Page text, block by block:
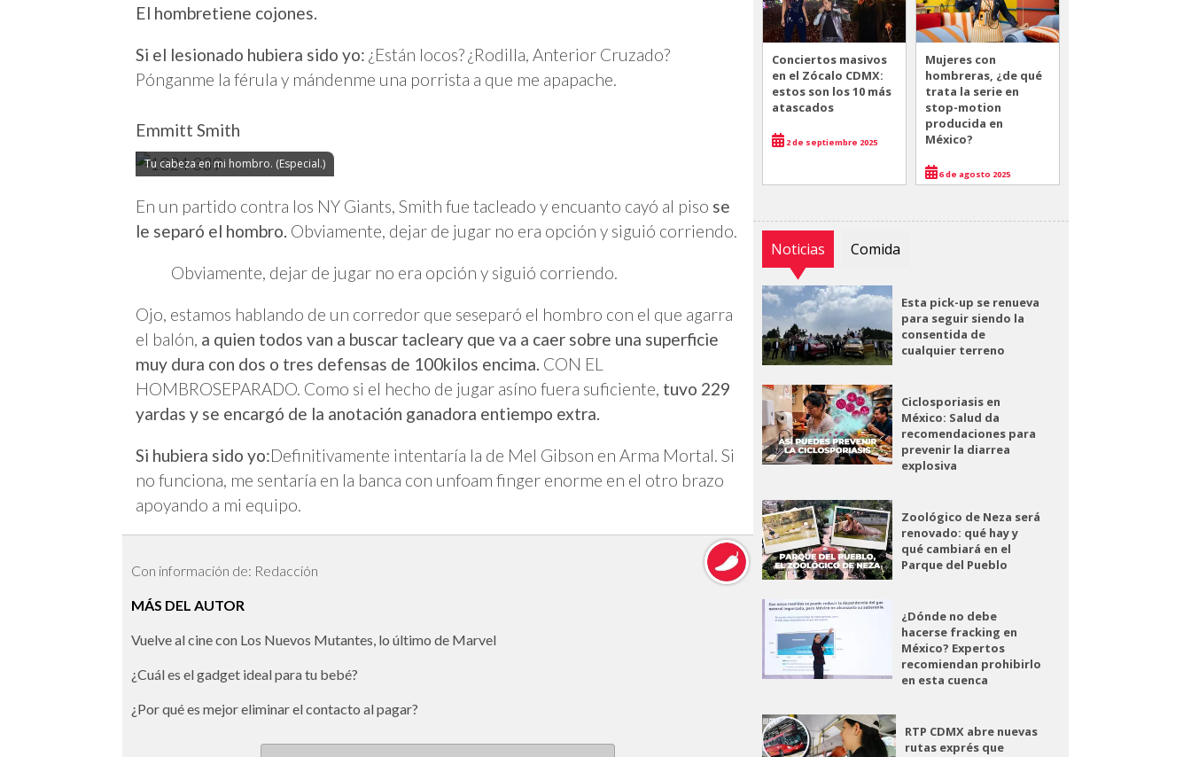
El hombretiene cojones.
Si el lesionado hubiera sido yo: ¿Están locos? ¿Rodilla, Anterior Cruzado?
Pónganme la férula y mándenme una porrista a que me apapache.
Emmitt Smith
Tu cabeza en mi hombro. (Especial.)
En un partido contra los NY Giants, Smith fue tacleado y encuanto cayó al piso se
le separó el hombro. Obviamente, dejar de jugar no era opción y siguió corriendo.
Obviamente, dejar de jugar no era opción y siguió corriendo.
Ojo, estamos hablando de un corredor que seseparó el hombro con el que agarra
el balón, a quien todos van a buscar tacleary que va a caer sobre una superficie
muy dura con dos o tres defensas de 100kilos encima. CON EL
HOMBROSEPARADO. Como si el hecho de jugar asíno fuera suficiente, tuvo 229
yardas y se encargó de la anotación ganadora entiempo extra.
Si hubiera sido yo:Definitivamente intentaría la de Mel Gibson en Arma Mortal. Si
no funciona, me sentaría en la banca con unfoam finger enorme en el otro brazo
apoyando a mi equipo.
Con información de: Redacción
MÁS DEL AUTOR
Vuelve al cine con Los Nuevos Mutantes, lo último de Marvel
¿Cuál es el gadget ideal para tu bebé?
¿Por qué es mejor eliminar el contacto al pagar?
Conciertos masivos
en el Zócalo CDMX:
estos son los 10 más
atascados
2 de septiembre 2025
Mujeres con
hombreras, ¿de qué
trata la serie en
stop-motion
producida en
México?
6 de agosto 2025
Noticias Comida
Esta pick-up se renueva
para seguir siendo la
consentida de
cualquier terreno
Ciclosporiasis en
México: Salud da
recomendaciones para
prevenir la diarrea
explosiva
Zoológico de Neza será
renovado: qué hay y
qué cambiará en el
Parque del Pueblo
¿Dónde no debe
hacerse fracking en
México? Expertos
recomiendan prohibirlo
en esta cuenca
RTP CDMX abre nuevas
rutas exprés que